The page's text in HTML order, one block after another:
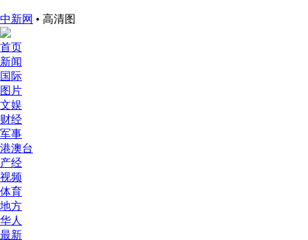
中新网 • 高清图
首页
新闻
国际
图片
文娱
财经
军事
港澳台
产经
视频
体育
地方
华人
最新